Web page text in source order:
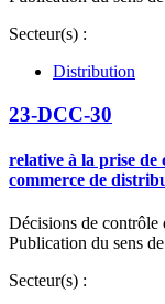
Secteur(s) :
Distribution
23-DCC-30
relative à la prise de
commerce de
Décisions de contrôle
Publication du sens
Secteur(s) :